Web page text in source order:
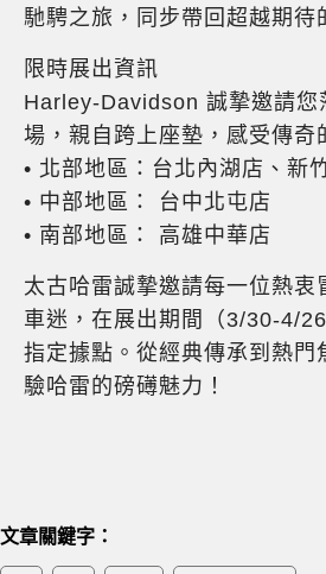
馳騁之旅，同步帶回超越期待
限時展出資訊
Harley-Davidson 誠摯邀請您
場，親自跨上座墊，感受傳奇
• 北部地區：台北內湖店、新
• 中部地區： 台中北屯店
• 南部地區： 高雄中華店
太古哈雷誠摯邀請每一位熱衷
車迷，在展出期間（3/30-4/
指定據點。從經典傳承到熱門
驗哈雷的磅礡魅力！
文章關鍵字：